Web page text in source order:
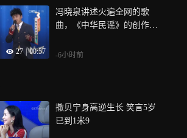
27 00:57
冯晓泉讲述火遍全网的歌
曲，《中华民谣》的创作历
-6小时前
撒贝宁身高逆生长 笑言5岁
已到1米9